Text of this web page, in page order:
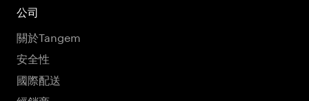
公司
關於Tangem
安全性
國際配送